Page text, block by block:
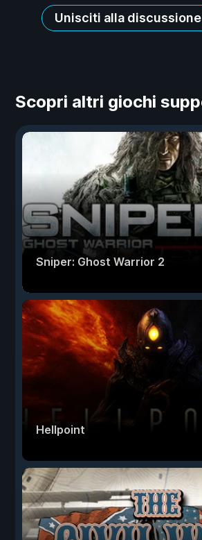
Unisciti alla discussione
Scopri altri giochi
Sniper: Ghost Warrior 2
Hellpoint